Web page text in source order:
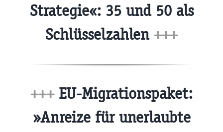
Strategie«: 35 und 50 als
Schlüsselzahlen +++
+++EU-Migrationspaket:
»Anreize für unerlaubte